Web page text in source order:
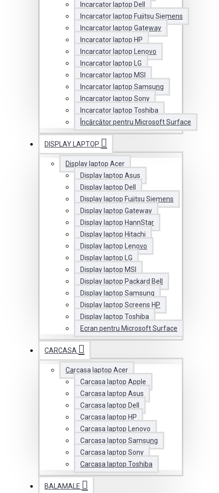
Incarcator laptop Dell
Incarcator laptop Fujitsu Siemens
Incarcator laptop Gateway
Incarcator laptop HP
Incarcator laptop Lenovo
Incarcator laptop LG
Incarcator laptop MSI
Incarcator laptop Samsung
Incarcator laptop Sony
Incarcator laptop Toshiba
Încărcător pentru Microsoft Surface
DISPLAY LAPTOP
Display laptop Acer
Display laptop Asus
Display laptop Dell
Display laptop Fujitsu Siemens
Display laptop Gateway
Display laptop HannStar
Display laptop Hitachi
Display laptop Lenovo
Display laptop LG
Display laptop MSI
Display laptop Packard Bell
Display laptop Samsung
Display laptop Screens HP
Display laptop Toshiba
Ecran pentru Microsoft Surface
CARCASA
Carcasa laptop Acer
Carcasa laptop Apple
Carcasa laptop Asus
Carcasa laptop Dell
Carcasa laptop HP
Carcasa laptop Lenovo
Carcasa laptop Samsung
Carcasa laptop Sony
Carcasa laptop Toshiba
BALAMALE